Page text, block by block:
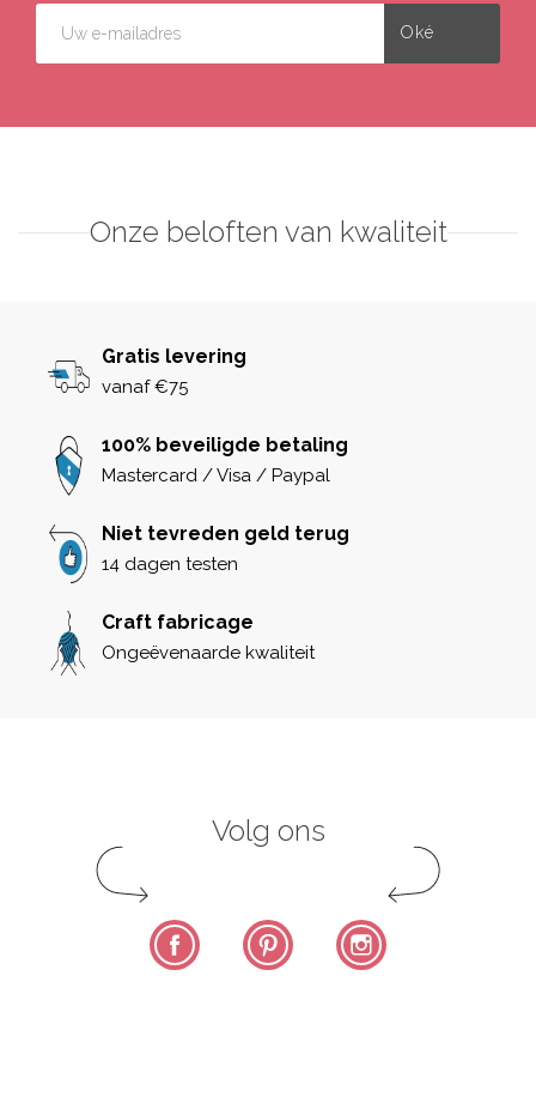
Onze beloften van kwaliteit
Gratis levering
vanaf €75
100% beveiligde betaling
Mastercard / Visa / Paypal
Niet tevreden geld terug
14 dagen testen
Craft fabricage
Ongeëvenaarde kwaliteit
Volg ons
Facebook Pinterest